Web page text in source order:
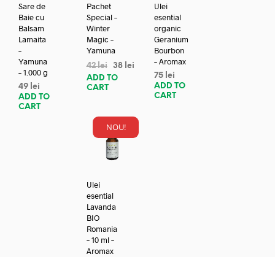
Sare de
Baie cu
Balsam
Lamaita
–
Yamuna
– 1.000 g
49 lei
ADD TO
CART
Pachet
Special –
Winter
Magic –
Yamuna
42lei 38 lei
ADD TO
CART
Ulei
esential
organic
Geranium
Bourbon
– Aromax
75 lei
ADD TO
CART
NOU!
Ulei
esential
Lavanda
BIO
Romania
– 10 ml –
Aromax